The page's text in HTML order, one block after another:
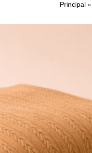
Principal